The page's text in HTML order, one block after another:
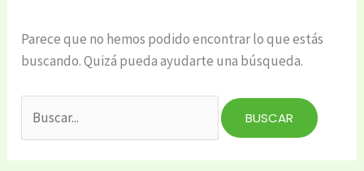
Parece que no hemos podido encontrar lo que estás
buscando. Quizá pueda ayudarte una búsqueda.